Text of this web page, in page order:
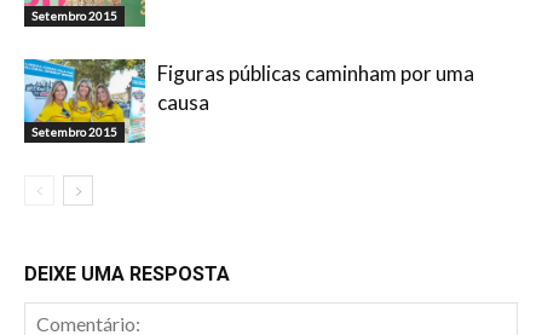
Setembro 2015
Setembro 2015
Figuras públicas caminham por uma
causa
DEIXE UMA RESPOSTA